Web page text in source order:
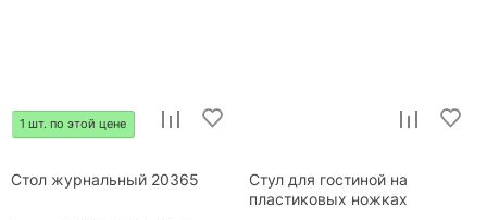
1 шт. по этой цене
Стол журнальный 20365
Стул для гостиной на
пластиковых ножках